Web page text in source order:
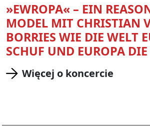
»EWROPA« – EIN
MODEL MIT CHRISTIAN
BORRIES WIE DIE WELT
SCHUF UND EUROPA
Więcej o koncercie